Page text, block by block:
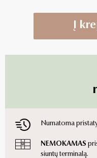
Į
Numatoma
NEMOKAMAS
siuntų terminalą.